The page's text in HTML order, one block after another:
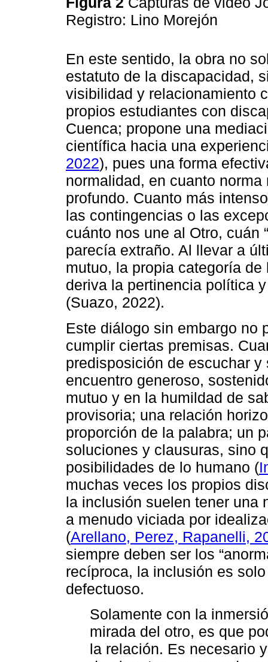
Registro: Lino Morejón
En este sentido, la obra no
estatuto de la discapacidad,
visibilidad y relacionamiento
propios estudiantes con
Cuenca; propone una
científica hacia una
2022), pues una forma
normalidad, en cuanto
profundo. Cuanto más
las contingencias o las
cuánto nos une al Otro, cuán
parecía extraño. Al llevar a
mutuo, la propia categoría
deriva la pertinencia política
(Suazo, 2022).
Este diálogo sin embargo no
cumplir ciertas premisas.
predisposición de escuchar
encuentro generoso,
mutuo y en la humildad de
provisoria; una relación
proporción de la palabra; un
soluciones y clausuras, sino
posibilidades de lo humano (
muchas veces los propios
la inclusión suelen tener una
a menudo viciada por
(Arellano, Perez, Rapanelli,
siempre deben ser los
recíproca, la inclusión es
defectuoso.
Solamente con la
mirada del otro, es que
la relación. Es necesario